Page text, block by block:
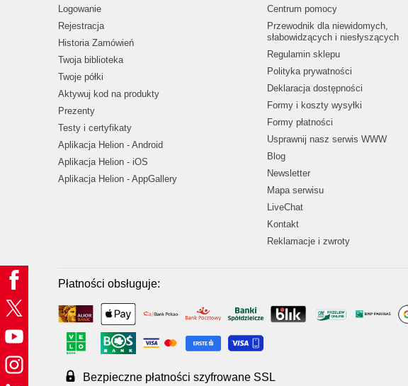
Logowanie
Rejestracja
Historia Zamówień
Twoja biblioteka
Twoje półki
Aktywuj kod na produkty
Prezenty
Testy i certyfikaty
Aplikacja Helion - Android
Aplikacja Helion - iOS
Aplikacja Helion - AppGallery
Centrum pomocy
Przewodnik dla niewidomych,
słabowidzących i niesłyszących
Regulamin sklepu
Polityka prywatności
Deklaracja dostępności
Formy i koszty wysyłki
Formy płatności
Usprawnij nasz serwis WWW
Blog
Newsletter
Mapa serwisu
LiveChat
Kontakt
Reklamacje i zwroty
Płatności obsługuje:
Bezpieczne płatności szyfrowane SSL